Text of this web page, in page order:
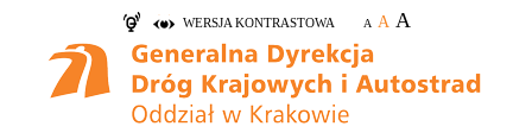
WERSJA KONTRASTOWA A A A